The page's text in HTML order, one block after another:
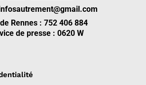
de Rennes : 752 406 884
de presse : 0620 W